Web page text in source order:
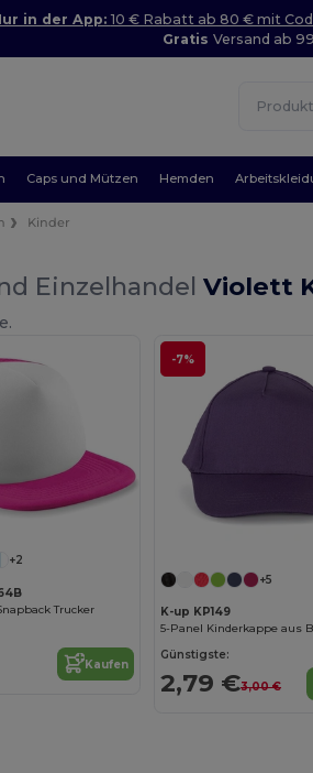
in der App: 10 € Rabatt ab 80 € mit
Gratis Versand ab
Caps und Mützen Hemden
Kinder
Einzelhandel Violett
+2
Trucker
Kaufen
-7%
+5
K-up KP149
5-Panel Kinderkappe aus
Günstigste:
2,79 €3,00 €